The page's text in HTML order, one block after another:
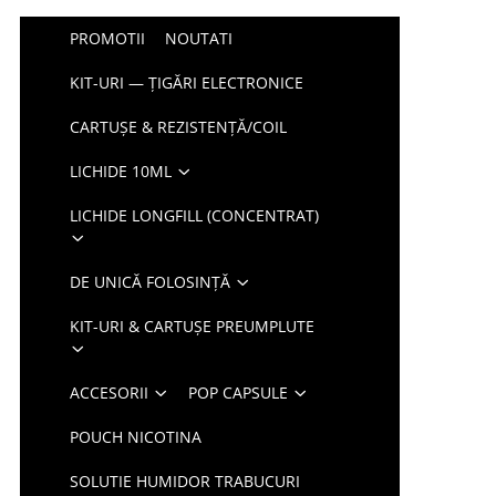
PROMOTII NOUTATI
KIT-URI — ȚIGĂRI ELECTRONICE
CARTUȘE & REZISTENȚĂ/COIL
LICHIDE 10ML
LICHIDE LONGFILL (CONCENTRAT)
DE UNICĂ FOLOSINȚĂ
KIT-URI & CARTUȘE PREUMPLUTE
ACCESORII POP CAPSULE
POUCH NICOTINA
SOLUTIE HUMIDOR TRABUCURI